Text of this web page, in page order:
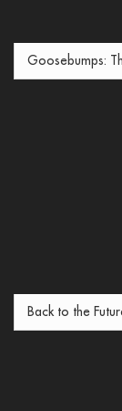
Goosebumps:
Back to the